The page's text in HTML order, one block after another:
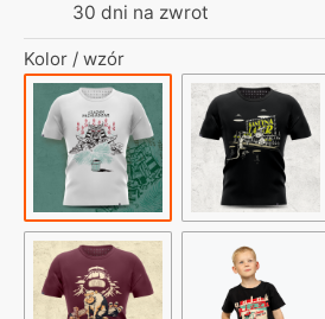
Faraon
|
Dla
tych
co
przesadzają
30 dni na zwrot
Kolor / wzór